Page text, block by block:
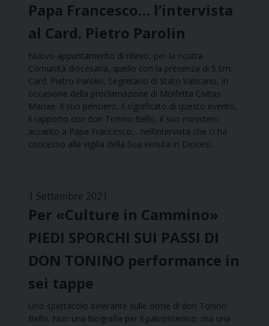
Papa Francesco… l’intervista
al Card. Pietro Parolin
Nuovo appuntamento di rilievo, per la nostra
Comunità diocesana, quello con la presenza di S.Em.
Card. Pietro Parolin, Segretario di Stato Vaticano, in
occasione della proclamazione di Molfetta Civitas
Mariae. Il suo pensiero, il significato di questo evento,
il rapporto con don Tonino Bello, il suo ministero
accanto a Papa Francesco… nell’intervista che ci ha
concesso alla vigilia della Sua venuta in Diocesi.
1 Settembre 2021
Per «Culture in Cammino»
PIEDI SPORCHI SUI PASSI DI
DON TONINO performance in
sei tappe
Uno spettacolo itinerante sulle orme di don Tonino
Bello. Non una biografia per il palcoscenico, ma una